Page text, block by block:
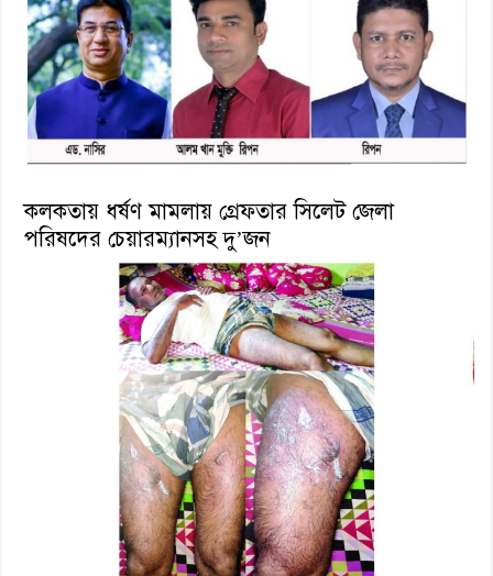
কলকতায় ধর্ষণ মামলায় গ্রেফতার সিলেট জেলা
পরিষদের চেয়ারম্যানসহ দু’জন